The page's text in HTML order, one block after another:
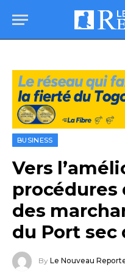
BUSINESS
Vers
des
du Port sec
By Le Nouveau